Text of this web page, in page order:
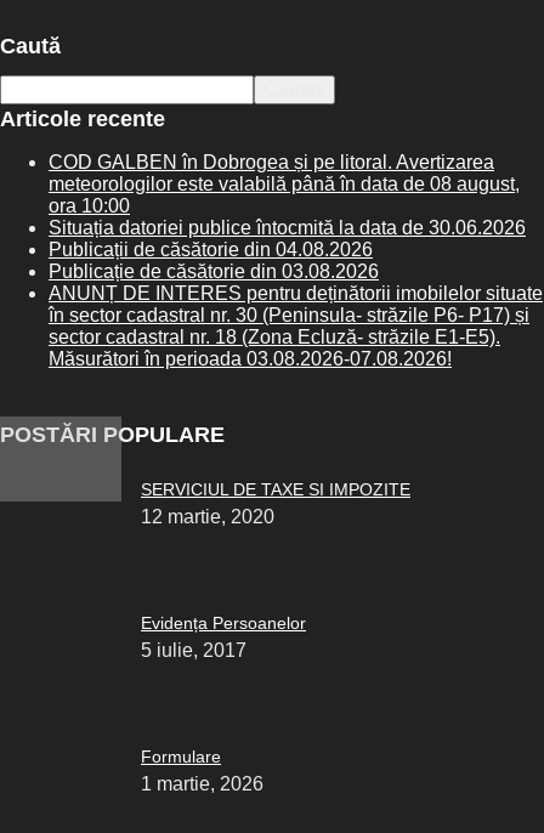
Caută
Articole recente
COD GALBEN în Dobrogea și pe litoral. Avertizarea
meteorologilor este valabilă până în data de 08 august,
ora 10:00
Situația datoriei publice întocmită la data de 30.06.2026
Publicații de căsătorie din 04.08.2026
Publicație de căsătorie din 03.08.2026
ANUNȚ DE INTERES pentru deținătorii imobilelor situate
în sector cadastral nr. 30 (Peninsula- străzile P6- P17) și
sector cadastral nr. 18 (Zona Ecluză- străzile E1-E5).
Măsurători în perioada 03.08.2026-07.08.2026!
POSTĂRI POPULARE
SERVICIUL DE TAXE SI IMPOZITE
12 martie, 2020
Evidența Persoanelor
5 iulie, 2017
Formulare
1 martie, 2026